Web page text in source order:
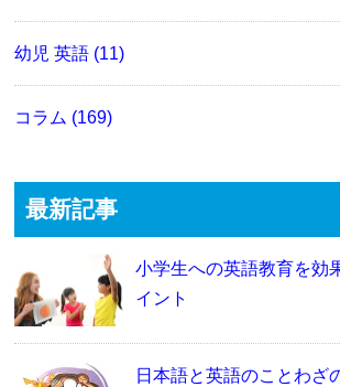
幼児 英語 (11)
コラム (169)
最新記事
小学生への英語教育を効
イント
日本語と英語のことわざ